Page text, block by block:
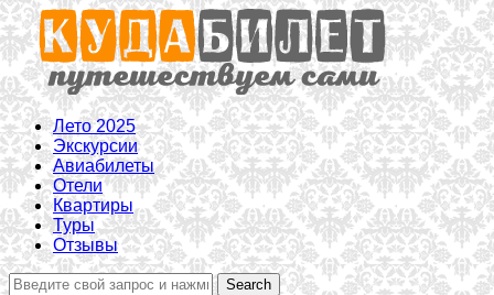
Лето 2025
Экскурсии
Авиабилеты
Отели
Квартиры
Туры
Отзывы